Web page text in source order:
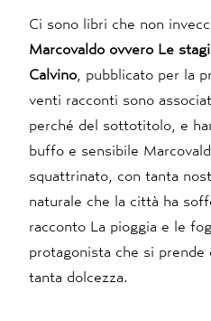
Ci sono libri che non
Marcovaldo ovvero Le
Calvino , pubblicato per la
venti racconti sono
perché del sottotitolo, e
buffo e sensibile
squattrinato, con tanta
naturale che la città ha
racconto La pioggia e le
protagonista che si prende
tanta dolcezza.